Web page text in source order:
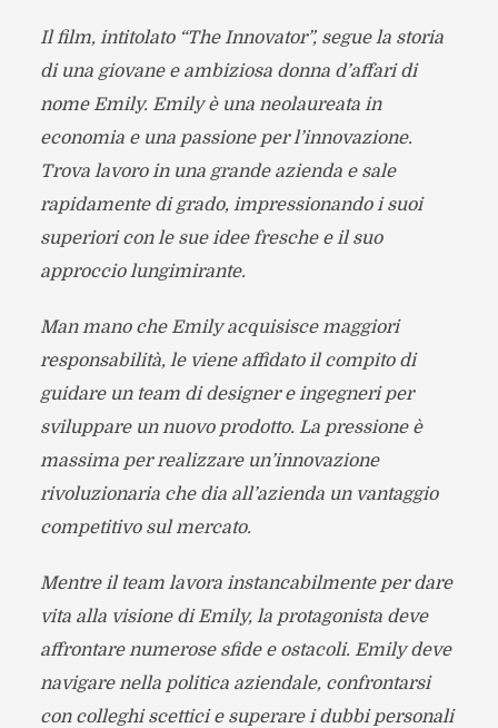
Il film, intitolato “The Innovator”, segue la storia
di una giovane e ambiziosa donna d’affari di
nome Emily. Emily è una neolaureata in
economia e una passione per l’innovazione.
Trova lavoro in una grande azienda e sale
rapidamente di grado, impressionando i suoi
superiori con le sue idee fresche e il suo
approccio lungimirante.
Man mano che Emily acquisisce maggiori
responsabilità, le viene affidato il compito di
guidare un team di designer e ingegneri per
sviluppare un nuovo prodotto. La pressione è
massima per realizzare un’innovazione
rivoluzionaria che dia all’azienda un vantaggio
competitivo sul mercato.
Mentre il team lavora instancabilmente per dare
vita alla visione di Emily, la protagonista deve
affrontare numerose sfide e ostacoli. Emily deve
navigare nella politica aziendale, confrontarsi
con colleghi scettici e superare i dubbi personali